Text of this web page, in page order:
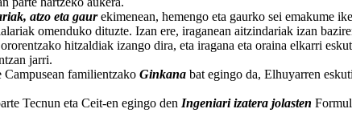
atzo eta gaurekimenean, hemengo eta gaurko sei emakume
omenduko dituzte. Izan ere, iraganean aitzindariak izan
hitzaldiak izango dira, eta iragana eta oraina elkarri
jarri.
familientzako Ginkana bat egingo da, Elhuyarren
Tecnun eta Ceit-en egingo den Ingeniari izatera jolasten